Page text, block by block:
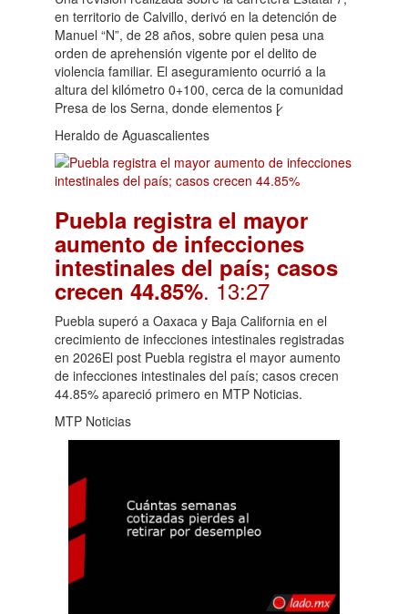
en territorio de Calvillo, derivó en la detención de
Manuel “N”, de 28 años, sobre quien pesa una
orden de aprehensión vigente por el delito de
violencia familiar. El aseguramiento ocurrió a la
altura del kilómetro 0+100, cerca de la comunidad
Presa de los Serna, donde elementos [̷
Heraldo de Aguascalientes
Puebla registra el mayor
aumento de infecciones
intestinales del país; casos
crecen 44.85%. 13:27
Puebla superó a Oaxaca y Baja California en el
crecimiento de infecciones intestinales registradas
en 2026El post Puebla registra el mayor aumento
de infecciones intestinales del país; casos crecen
44.85% apareció primero en MTP Noticias.
MTP Noticias